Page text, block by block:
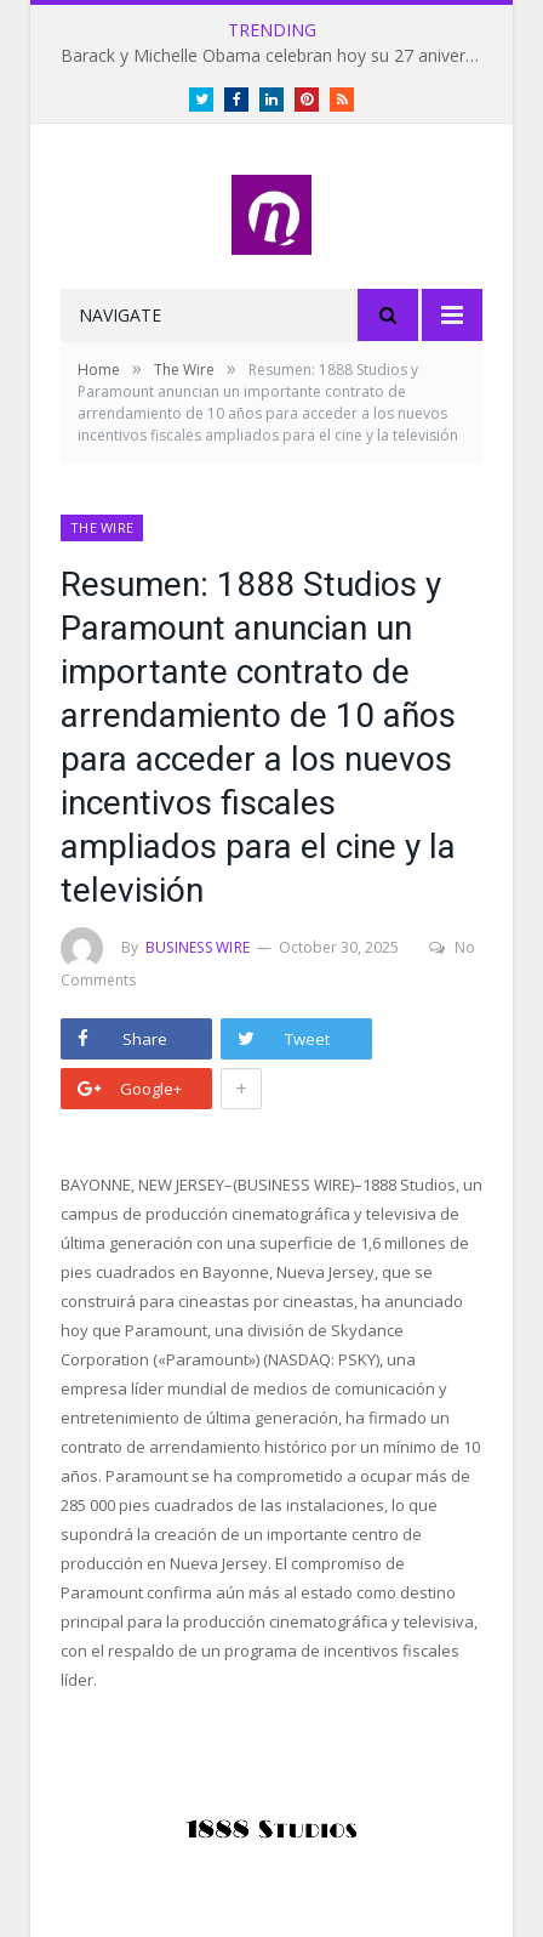
TRENDING
Barack y Michelle Obama celebran hoy su 27 aniversario de bodas
TwitterFacebookLinkedInPinterestRSS
NAVIGATE
Home » The Wire »
Resumen: 1888 Studios y
Paramount anuncian un importante contrato de
arrendamiento de 10 años para acceder a los nuevos
incentivos fiscales ampliados para el cine y la televisión
THE WIRE
Resumen: 1888 Studios y
Paramount anuncian un
importante contrato de
arrendamiento de 10 años
para acceder a los nuevos
incentivos fiscales
ampliados para el cine y la
televisión
By BUSINESS WIRE October 30, 2025
No
Comments
Share Tweet
Google+ +
BAYONNE, NEW JERSEY–(BUSINESS WIRE)–1888 Studios, un
campus de producción cinematográfica y televisiva de
última generación con una superficie de 1,6 millones de
pies cuadrados en Bayonne, Nueva Jersey, que se
construirá para cineastas por cineastas, ha anunciado
hoy que Paramount, una división de Skydance
Corporation («Paramount») (NASDAQ: PSKY), una
empresa líder mundial de medios de comunicación y
entretenimiento de última generación, ha firmado un
contrato de arrendamiento histórico por un mínimo de 10
años. Paramount se ha comprometido a ocupar más de
285 000 pies cuadrados de las instalaciones, lo que
supondrá la creación de un importante centro de
producción en Nueva Jersey. El compromiso de
Paramount confirma aún más al estado como destino
principal para la producción cinematográfica y televisiva,
con el respaldo de un programa de incentivos fiscales
líder.